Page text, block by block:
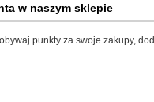
w naszym sklepie
punkty za swoje zakupy,